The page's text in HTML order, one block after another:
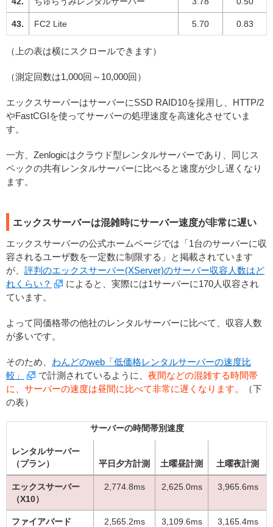
FC2 Lite 5.70 0.83
（上の表は横にスクロールできます）
（測定回数は1,000回～10,000回）
エックスサーバーはサーバーにSSD RAID10を採用し、HTTP/2
やFastCGIを使ってサーバーの処理速度を高速化させていま
す。
一方、Zenlogicはクラウド型レンタルサーバーであり、同じス
ペックの共有レンタルサーバーに比べると速度が少し遅くなり
ます。
エックスサーバーは混雑時にサーバー速度が非常に遅い
エックスサーバーの公式ホームページでは「1台のサーバーに収
容されるユーザ数を一定数に制限する」と掲載されています
が、 評判のエックスサーバー(XServer)のサーバー収容人数はど
れくらい？
によると、実際には1サーバーに170人収容され
ています。
よって同価格帯の他社のレンタルサーバーに比べて、収容人数
が多いです。
そのため、 わんどのweb「低価格レンタルサーバーの速度比
較」
で計測されているように、 夜間などの混雑する時間帯
に、サーバーの速度は昼間に比べて非常に遅くなります。
（下
の表）
サーバーの時間帯別速度
レンタルサーバー
（プラン）
平日夕方計測 土曜昼計測 土曜夜計測
エックスサーバー
（X10）
2,774.8ms 2,625.0ms 3,965.6ms
ファイアバード 2,565.2ms 3,109.6ms 3,165.4ms